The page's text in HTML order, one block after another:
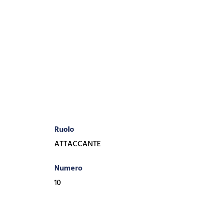
Ruolo
ATTACCANTE
Numero
10